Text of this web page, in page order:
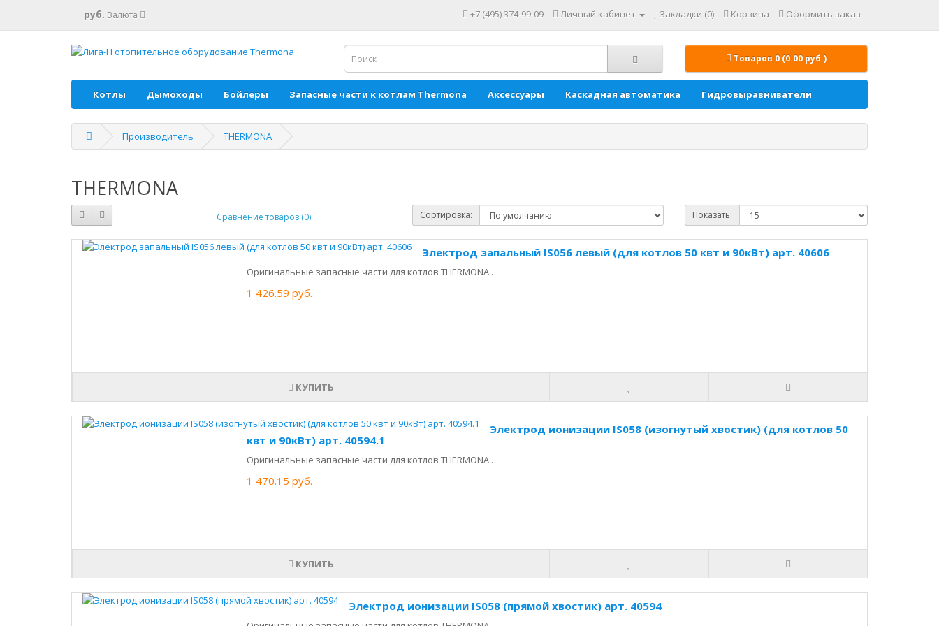
руб. Валюта +7 (495) 374-99-09 Личный кабинет Закладки (0) Корзина Оформить заказ
Товаров 0 (0.00 руб.)
Котлы Дымоходы Бойлеры Запасные части к котлам Thermona Аксессуары Каскадная автоматика Гидровыравниватели
Производитель THERMONA
THERMONA
Сравнение товаров (0) Сортировка: Показать:
Электрод запальный IS056 левый (для котлов 50 квт и 90кВт) арт. 40606
Оригинальные запасные части для котлов THERMONA..
1 426.59 руб.
КУПИТЬ
Электрод ионизации IS058 (изогнутый хвостик) (для котлов 50
квт и 90кВт) арт. 40594.1
Оригинальные запасные части для котлов THERMONA..
1 470.15 руб.
КУПИТЬ
Электрод ионизации IS058 (прямой хвостик) арт. 40594